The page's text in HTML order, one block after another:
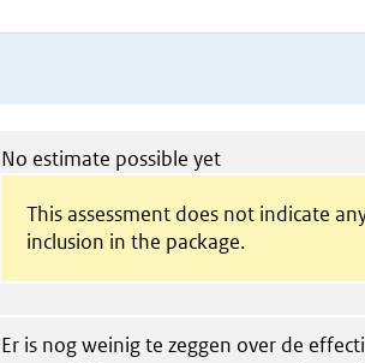
No estimate possible yet
This assessment does not indicate
inclusion in the package.
Er is nog weinig te zeggen over de